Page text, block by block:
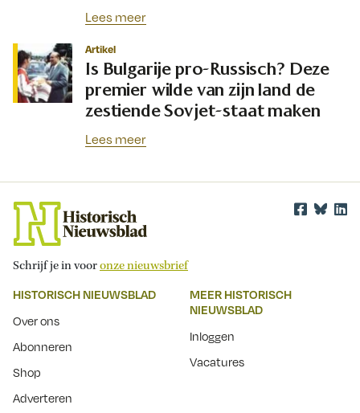
Lees meer
Artikel
Is Bulgarije pro-Russisch? Deze
premier wilde van zijn land de
zestiende Sovjet-staat maken
Lees meer
Schrijf je in vooronze nieuwsbrief
HISTORISCH NIEUWSBLAD
Over ons
Abonneren
Shop
Adverteren
MEER HISTORISCH
NIEUWSBLAD
Inloggen
Vacatures